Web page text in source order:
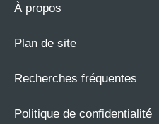
À propos
Plan de site
Recherches fréquentes
Politique de confidentialité